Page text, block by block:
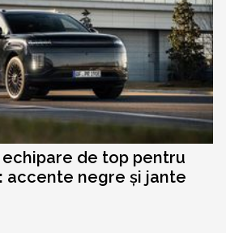
de top pentru
accente negre și jante